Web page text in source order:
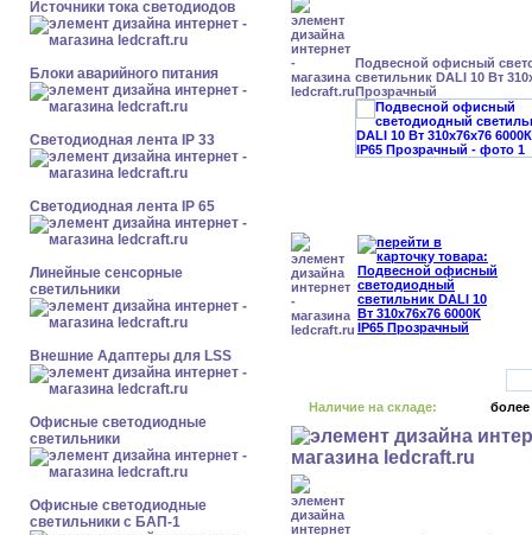
Источники тока светодиодов
Блоки аварийного питания
Светодиодная лента IP 33
Светодиодная лента IP 65
Линейные сенсорные
светильники
Внешние Адаптеры для LSS
Офисные светодиодные
светильники
Офисные светодиодные
светильники с БАП-1
Подвесной офисный
светильник DALI 10 Вт
Прозрачный
Наличие на складе: более